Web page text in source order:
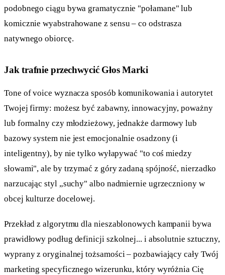
podobnego ciągu bywa gramatycznie "połamane" lub
komicznie wyabstrahowane z sensu – co odstrasza
natywnego obiorcę.
Jak trafnie przechwycić Głos Marki
Tone of voice wyznacza sposób komunikowania i autorytet
Twojej firmy: możesz być zabawny, innowacyjny, poważny
lub formalny czy młodzieżowy, jednakże darmowy lub
bazowy system nie jest emocjonalnie osadzony (i
inteligentny), by nie tylko wyłapywać "to coś miedzy
słowami", ale by trzymać z góry zadaną spójność, nierzadko
narzucając styl „suchy" albo nadmiernie ugrzeczniony w
obcej kulturze docelowej.
Przekład z algorytmu dla nieszablonowych kampanii bywa
prawidłowy podług definicji szkolnej... i absolutnie sztuczny,
wyprany z oryginalnej tożsamości – pozbawiający cały Twój
marketing specyficznego wizerunku, który wyróżnia Cię